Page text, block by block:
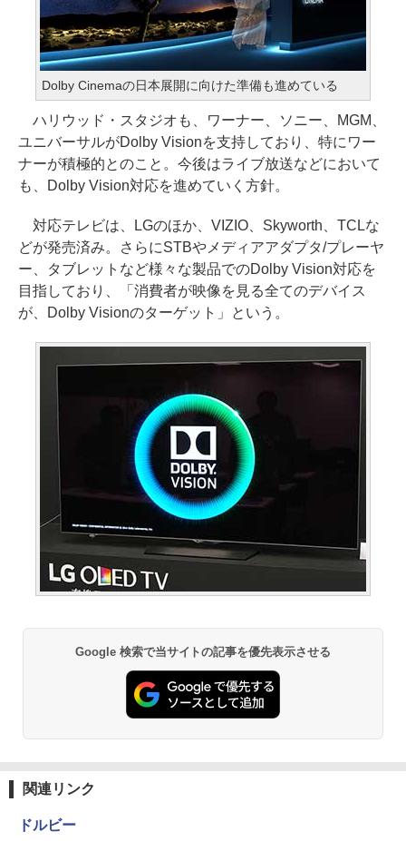
Dolby Cinemaの日本展開に向けた準備も進めている
ハリウッド・スタジオも、ワーナー、ソニー、MGM、
ユニバーサルがDolby Visionを支持しており、特にワー
ナーが積極的とのこと。今後はライブ放送などにおいて
も、Dolby Vision対応を進めていく方針。
対応テレビは、LGのほか、VIZIO、Skyworth、TCLな
どが発売済み。さらにSTBやメディアアダプタ/プレーヤ
ー、タブレットなど様々な製品でのDolby Vision対応を
目指しており、「消費者が映像を見る全てのデバイス
が、Dolby Visionのターゲット」という。
Google 検索で当サイトの記事を優先表示させる
関連リンク
ドルビー